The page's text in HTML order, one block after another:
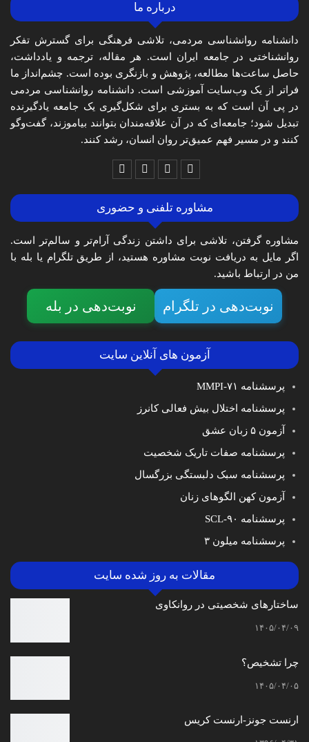
درباره ما
دانشنامه روانشناسی مردمی، تلاشی فرهنگی برای گسترش تفکر
روانشناختی در جامعه ایران است. هر مقاله، ترجمه و یادداشت،
حاصل ساعت‌ها مطالعه، پژوهش و بازنگری بوده است. چشم‌انداز ما
فراتر از یک وب‌سایت آموزشی است. دانشنامه روانشناسی مردمی
در پی آن است که به بستری برای شکل‌گیری یک جامعه یادگیرنده
تبدیل شود؛ جامعه‌ای که در آن علاقه‌مندان بتوانند بیاموزند، گفت‌وگو
کنند و در مسیر فهم عمیق‌تر روان انسان، رشد کنند.
مشاوره تلفنی و حضوری
مشاوره گرفتن، تلاشی برای داشتن زندگی آرام‌تر و سالم‌تر است.
اگر مایل به دریافت نوبت مشاوره هستید، از طریق تلگرام یا بله با
من در ارتباط باشید.
نوبت‌دهی در تلگرام نوبت‌دهی در بله
آزمون های آنلاین سایت
پرسشنامه MMPI-۷۱
پرسشنامه اختلال بیش فعالی کانرز
آزمون ۵ زبان عشق
پرسشنامه صفات تاریک شخصیت
پرسشنامه سبک دلبستگی بزرگسال
آزمون کهن الگوهای زنان
پرسشنامه SCL-۹۰
پرسشنامه میلون ۳
مقالات به روز شده سایت
ساختارهای شخصیتی در روانکاوی
۱۴۰۵/۰۴/۰۹
چرا تشخیص؟
۱۴۰۵/۰۴/۰۵
ارنست جونز-ارنست کریس